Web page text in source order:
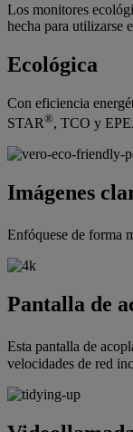
Los monitores
hecha para utilizarse
Ecológica
Con eficiencia
STAR®, TCO y
Imágenes
Enfóquese de forma
Pantalla de
Esta pantalla de
velocidades de red